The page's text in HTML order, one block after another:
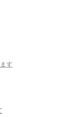
す